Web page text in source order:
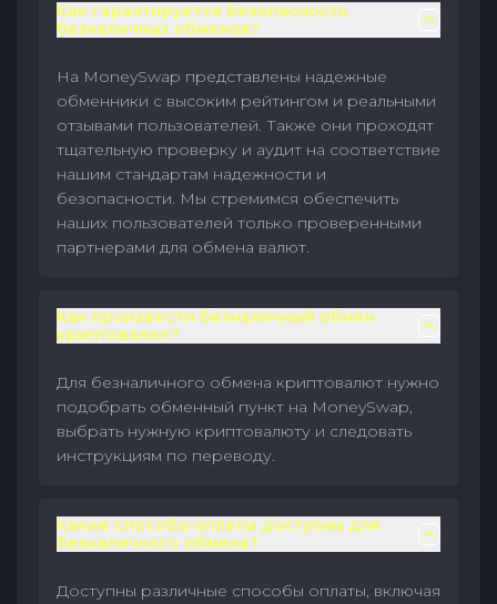
Как гарантируется безопасность
безналичных обменов?
На MoneySwap представлены надежные
обменники с высоким рейтингом и реальными
отзывами пользователей. Также они проходят
тщательную проверку и аудит на соответствие
нашим стандартам надежности и
безопасности. Мы стремимся обеспечить
наших пользователей только проверенными
партнерами для обмена валют.
Как произвести безналичный обмен
криптовалют?
Для безналичного обмена криптовалют нужно
подобрать обменный пункт на MoneySwap,
выбрать нужную криптовалюту и следовать
инструкциям по переводу.
Какие способы оплаты доступны для
безналичного обмена?
Доступны различные способы оплаты, включая